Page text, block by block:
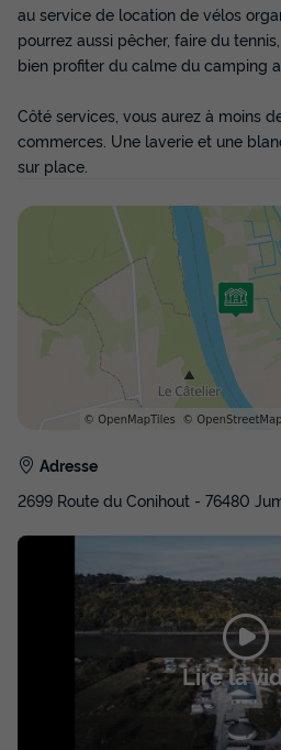
au service de location de vélos
pourrez aussi pêcher, faire du
bien profiter du calme du camping
Côté services, vous aurez à moins
commerces. Une laverie et une
sur place.
Adresse
2699 Route du Conihout - 76480
Lire la